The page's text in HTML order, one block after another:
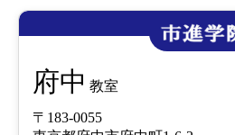
府中 教室
〒183-0055